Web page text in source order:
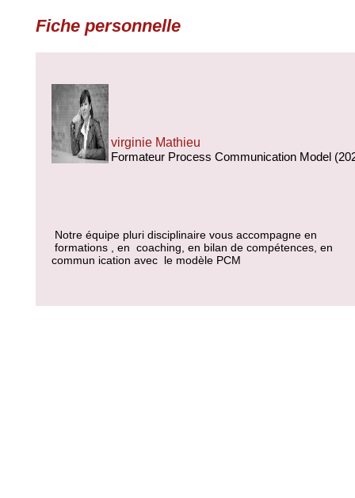
Fiche personnelle
virginie Mathieu
Formateur Process Communication Model
Notre équipe pluri disciplinaire vous accompagne en
formations , en coaching, en bilan de compétences, en
commun ication avec le modèle PCM